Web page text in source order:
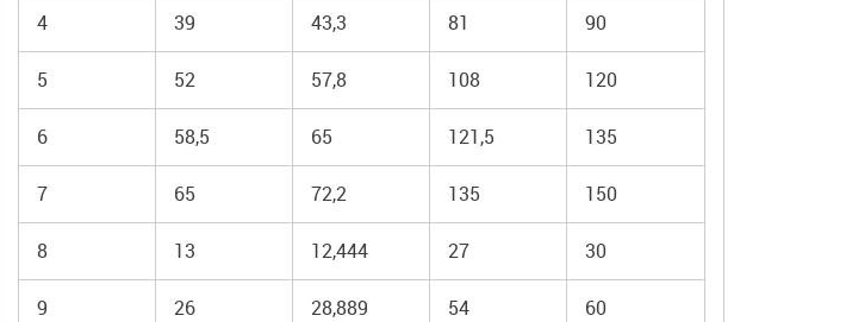
4 39 43,3 81 90
5 52 57,8 108 120
6 58,5 65 121,5 135
7 65 72,2 135 150
8 13 12,444 27 30
9 26 28,889 54 60